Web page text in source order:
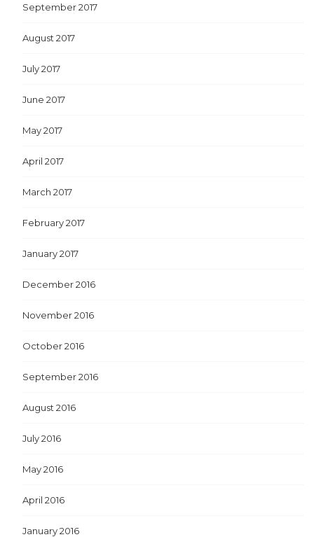
September 2017
August 2017
July 2017
June 2017
May 2017
April 2017
March 2017
February 2017
January 2017
December 2016
November 2016
October 2016
September 2016
August 2016
July 2016
May 2016
April 2016
January 2016